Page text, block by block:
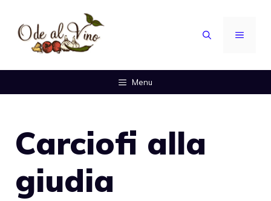
contenuto
MENU
Menu
Carciofi alla
giudia